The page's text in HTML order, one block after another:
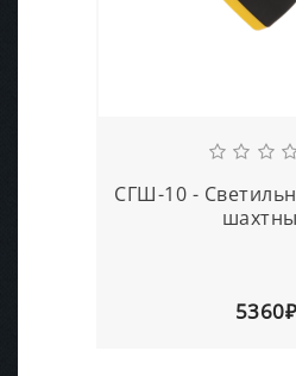
СГШ-10 -
5360₽